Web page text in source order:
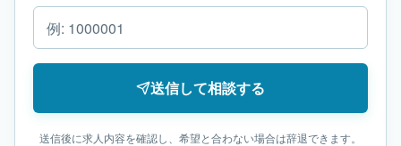
送信して相談する
送信後に求人内容を確認し、希望と合わない場合は辞退できます。